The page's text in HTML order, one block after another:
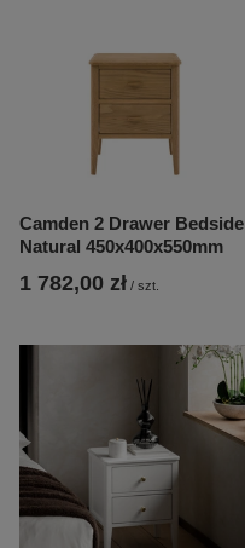
Camden 2 Drawer Bedside
Natural 450x400x550mm
1 782,00 zł / szt.